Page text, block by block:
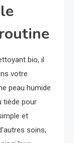
bio, il
votre
peau humide
tiède pour
et
soins,